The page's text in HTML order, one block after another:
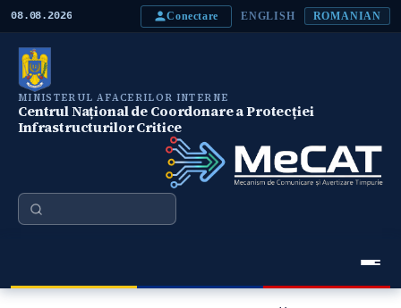
08.08.2026 Conectare ENGLISH ROMANIAN
MINISTERUL AFACERILOR INTERNE
Centrul Național de Coordonare a Protecției
Infrastructurilor Critice
Căutare
Meniu Principal